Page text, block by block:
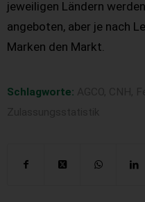
jeweiligen Ländern
angeboten, aber je nach
Marken den Markt.
Schlagworte: